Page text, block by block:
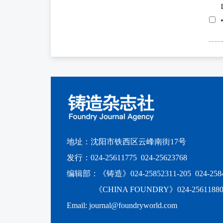
•
地址：沈阳市铁西区云峰南街17号
发行：024-25611775 024-25623768
编辑部：《铸造》024-25852311-205 024-
《CHINA FOUNDRY》024-25611880
Email: journal@foundryworld.com